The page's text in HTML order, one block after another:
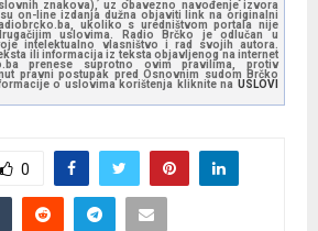
znakova), uz obavezno navođenje izvora
on-line izdanja dužna objaviti link na originalni
ukoliko s uredništvom portala nije
uslovima. Radio Brčko je odlučan u
intelektualno vlasništvo i rad svojih autora.
ili informacija iz teksta objavljenog na internet
prenese suprotno ovim pravilima, protiv
pravni postupak pred Osnovnim sudom Brčko
o uslovima korištenja kliknite na USLOVI
0